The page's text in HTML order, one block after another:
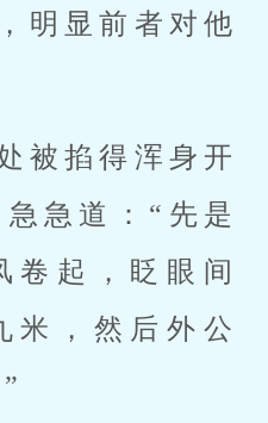
明显前者对他
被掐得浑身开
急道：“先是
卷起，眨眼间
米，然后外公